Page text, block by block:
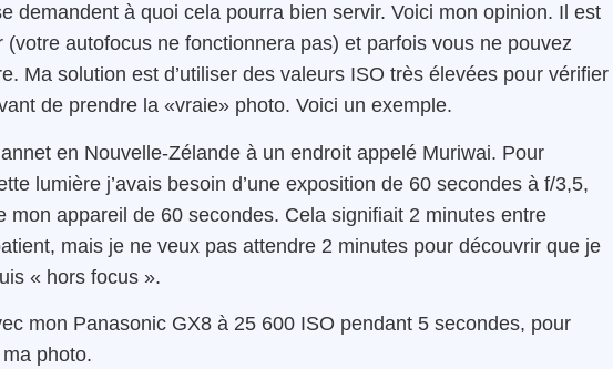
demandent à quoi cela pourra bien servir. Voici mon opinion. Il est
autofocus ne fonctionnera pas) et parfois vous ne pouvez
Ma solution est d’utiliser des valeurs ISO très élevées pour vérifier
de prendre la «vraie» photo. Voici un exemple.
en Nouvelle-Zélande à un endroit appelé Muriwai. Pour
lumière j’avais besoin d’une exposition de 60 secondes à f/3,5,
mon appareil de 60 secondes. Cela signifiait 2 minutes entre
mais je ne veux pas attendre 2 minutes pour découvrir que je
« hors focus ».
mon Panasonic GX8 à 25 600 ISO pendant 5 secondes, pour
photo.